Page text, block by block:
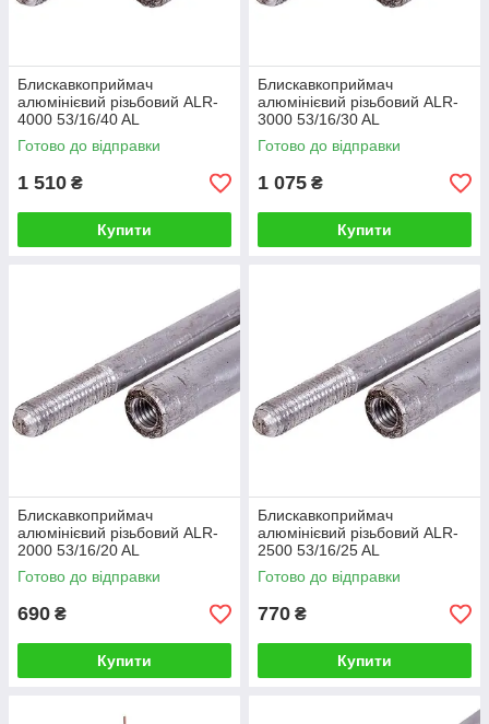
Блискавкоприймач
алюмінієвий різьбовий ALR-
4000 53/16/40 AL
Готово до відправки
1 510 ₴
Купити
Блискавкоприймач
алюмінієвий різьбовий ALR-
3000 53/16/30 AL
Готово до відправки
1 075 ₴
Купити
Блискавкоприймач
алюмінієвий різьбовий ALR-
2000 53/16/20 AL
Готово до відправки
690 ₴
Купити
Блискавкоприймач
алюмінієвий різьбовий ALR-
2500 53/16/25 AL
Готово до відправки
770 ₴
Купити